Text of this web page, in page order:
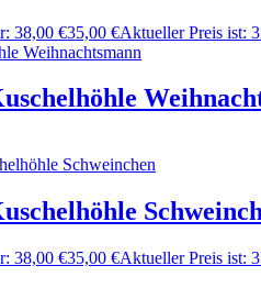
38,00 €35,00 €Aktueller Preis ist:
38,00 €35,00 €Aktueller Preis ist: